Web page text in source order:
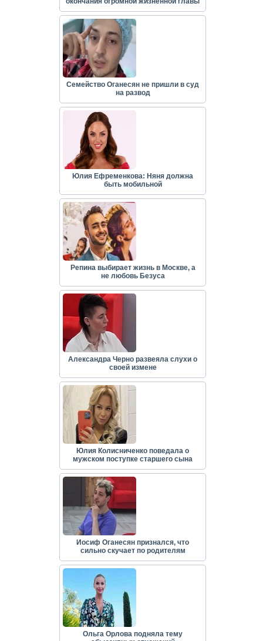
Семейство Оганесян не пришли в суд
на развод
Юлия Ефременкова: Няня должна
быть мобильной
Репина выбирает жизнь в Москве, а
не любовь Безуса
Александра Черно развеяла слухи о
своей измене
Юлия Колисниченко поведала о
мужском поступке старшего сына
Иосиф Оганесян признался, что
сильно скучает по родителям
Ольга Орлова подняла тему